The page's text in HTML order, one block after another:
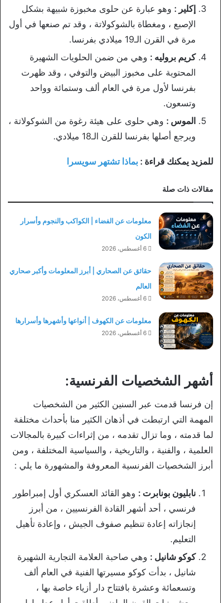
إكلير : وهو عبارة عن حلوى مخبوزة شبيهة بشكل
الإصبع ، ومغطاة بالشوكولاتة ، وقد تم صنعها في أول
مرة في القرن الـ19 ميلادي بفرنسا.
كريم بروليه : وهي من ضمن الحلويات الشهيرة
المحتوية على مخبوز البيض والتوفي ، وقد ظهرت
بفرنسا لأول مرة في العام ألف وستمائة وواحد
وتسعون.
الموس : وهي حلوى على هيئة رغوة من الشوكولاتة ،
ويرجع أصلها بفرنسا للقرن الـ18 ميلادي.
للمزيد يمكنك قراءة : بماذا تشتهر سويسرا
مقالات ذات صلة
معلومات عن الفضاء | الكواكب والنجوم وأسرار
الكون
6 أغسطس، 2026
حقائق عن الصحاري | أبرز المعلومات وأكبر صحاري
العالم
6 أغسطس، 2026
معلومات عن الكهوف | أنواعها وأشهرها وأسرارها
6 أغسطس، 2026
أشهر الشخصيات الفرنسية:
إن فرنسا قدمت عبر السنين الكثير من الشخصيات
المهمة التي ارتبطت في أذهان الكثير منا بأحداث مختلفة
لما قدمته ، وما تزال تقدمه ، من إثراءات كبيرة بالمجالات
العلمية ، والفنية ، والتاريخية ، والسياسية المختلفة ، ومن
أبرز الشخصيات الفرنسية المعروفة والمشهورة ما يلي :
نابليون بونابرت : وهو القائد العسكري أول إمبراطور
فرنسي ، أحد أشهر القادة الفرنسيين ، من أبرز
إنجازاته إعادة تنظيم صفوف الجيش ، وإعادة تأهيل
التعليم.
كوكو شانيل : وهي صاحبة العلامة التجارية الشهيرة
شانيل ، بدأت كوكو مسيرتها الفنية في العام ألف
وتسعمائة وعشرة بافتتاح دار أزياء خاصة بها ،